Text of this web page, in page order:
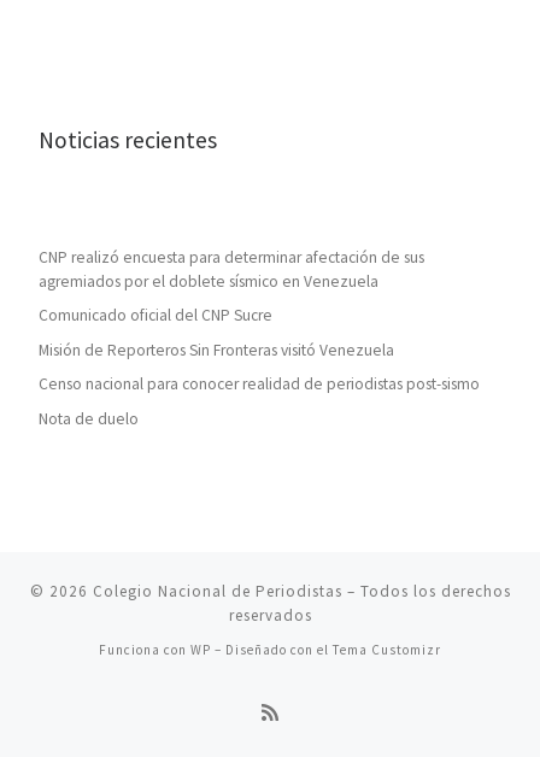
Noticias recientes
CNP realizó encuesta para determinar afectación de sus
agremiados por el doblete sísmico en Venezuela
Comunicado oficial del CNP Sucre
Misión de Reporteros Sin Fronteras visitó Venezuela
Censo nacional para conocer realidad de periodistas post-sismo
Nota de duelo
© 2026 Colegio Nacional de Periodistas – Todos los derechos
reservados
Funciona con WP – Diseñado con el Tema Customizr